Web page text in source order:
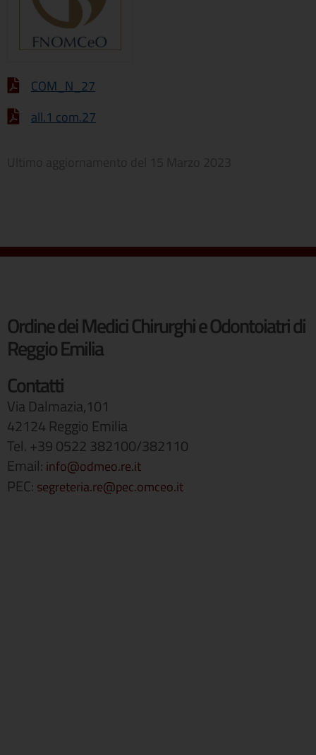
COM_N_27
all.1 com.27
Ordine dei Medici Chirurghi e Odontoiatri di
Reggio Emilia
Contatti
Via Dalmazia,101
42124 Reggio Emilia
Tel. +39 0522 382100/382110
Email: info@odmeo.re.it
PEC: segreteria.re@pec.omceo.it